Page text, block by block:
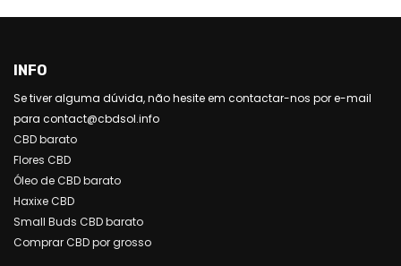
INFO
Se tiver alguma dúvida, não hesite em contactar-nos por e-mail
para contact@cbdsol.info
CBD barato
Flores CBD
Óleo de CBD barato
Haxixe CBD
Small Buds CBD barato
Comprar CBD por grosso